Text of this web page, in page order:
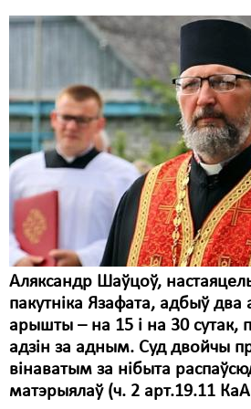
Аляксандр Шаўцоў,
пакутніка Язафата, адбыў
арышты – на 15 і на 30 сутак,
адзін за адным. Суд двойчы
вінаватым за нібыта
матэрыялаў (ч. 2 арт.19.11